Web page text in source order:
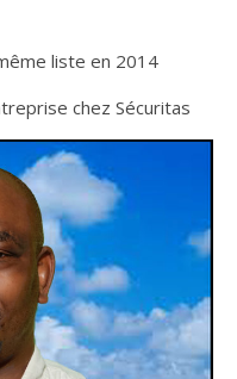
liste en 2014
chez Sécuritas